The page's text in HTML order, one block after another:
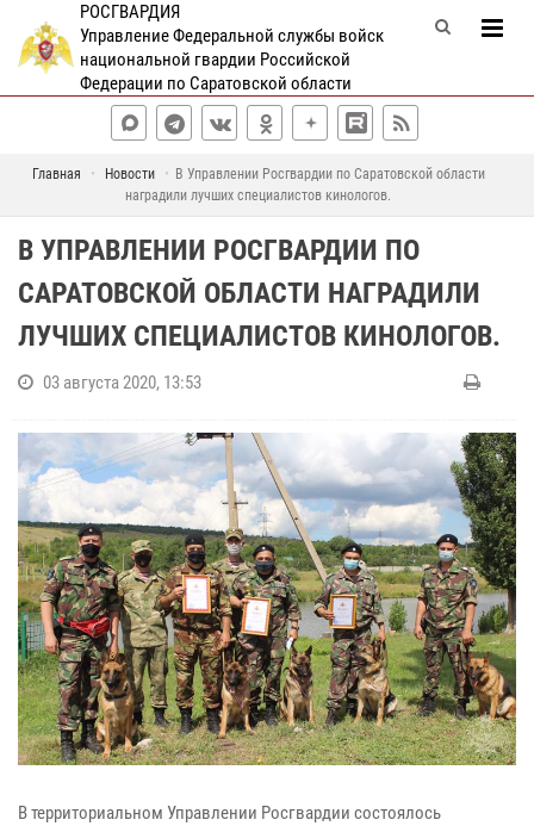
РОСГВАРДИЯ
Управление Федеральной службы войск
национальной гвардии Российской
Федерации по Саратовской области
Главная Новости
В Управлении Росгвардии по Саратовской области
наградили лучших специалистов кинологов.
В УПРАВЛЕНИИ РОСГВАРДИИ ПО
САРАТОВСКОЙ ОБЛАСТИ НАГРАДИЛИ
ЛУЧШИХ СПЕЦИАЛИСТОВ КИНОЛОГОВ.
03 августа 2020, 13:53
В территориальном Управлении Росгвардии состоялось